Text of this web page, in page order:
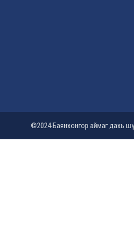
©2024 Баянхонгор аймаг дахь